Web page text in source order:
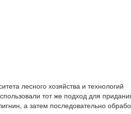
лесного хозяйства и технологий
тот же подход для
а затем последовательно